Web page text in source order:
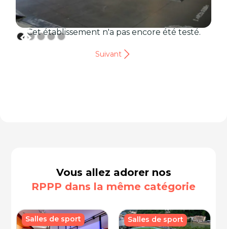
Cet établissement n'a pas encore été testé.
Suivant
Vous allez adorer nos
RPPP dans la même catégorie
Salles de sport Salles de sport